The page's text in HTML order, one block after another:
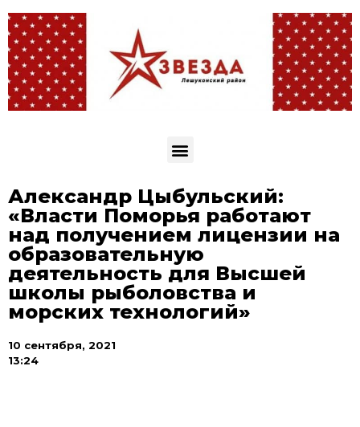
Александр Цыбульский:
«Власти Поморья работают
над получением лицензии на
образовательную
деятельность для Высшей
школы рыболовства и
морских технологий»
10 сентября, 2021
13:24